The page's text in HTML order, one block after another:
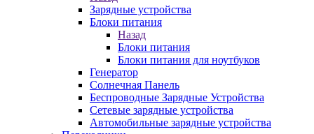
Зарядные устройства
Блоки питания
Назад
Блоки питания
Блоки питания для ноутбуков
Генератор
Солнечная Панель
Беспроводные Зарядные Устройства
Сетевые зарядные устройства
Автомобильные зарядные устройства